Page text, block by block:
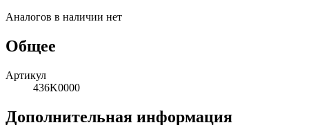
Аналогов в наличии нет
Общее
Артикул
436K0000
Дополнительная информация